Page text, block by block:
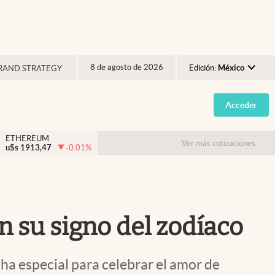
STRATEGY 8 de agosto de 2026 Edición: México
Argentina
España
USA
Acceder
ETHEREUM
u$s 1913,47 -0.01% Ver más cotizaciones
su signo del zodíaco
especial para celebrar el amor de